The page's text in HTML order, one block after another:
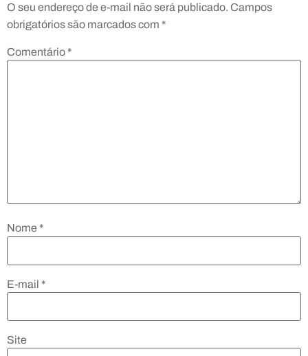
O seu endereço de e-mail não será publicado. Campos
obrigatórios são marcados com *
Comentário *
Nome *
E-mail *
Site